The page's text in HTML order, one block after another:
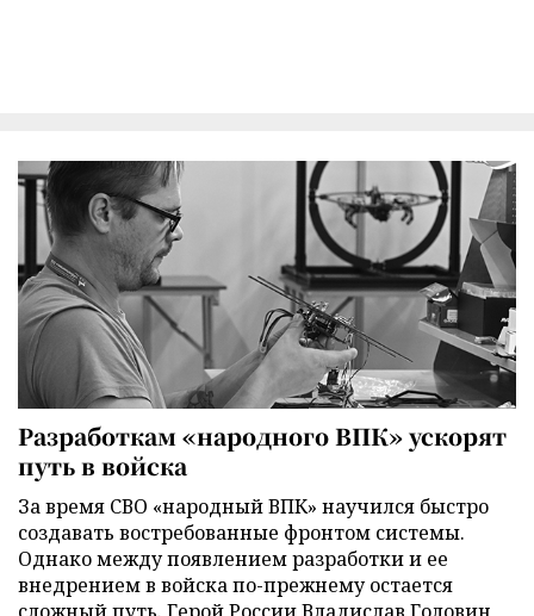
Разработкам «народного ВПК» ускорят
путь в войска
За время СВО «народный ВПК» научился быстро
создавать востребованные фронтом системы.
Однако между появлением разработки и ее
внедрением в войска по-прежнему остается
сложный путь. Герой России Владислав Головин